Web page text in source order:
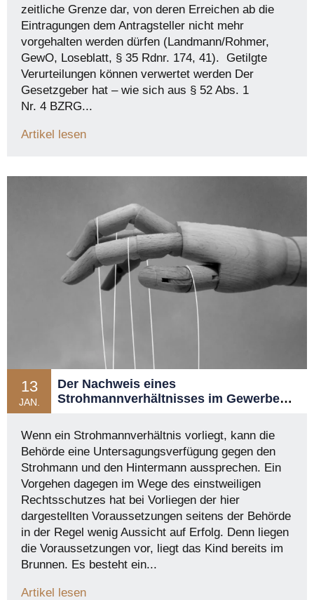
zeitliche Grenze dar, von deren Erreichen ab die
Eintragungen dem Antragsteller nicht mehr
vorgehalten werden dürfen (Landmann/Rohmer,
GewO, Loseblatt, § 35 Rdnr. 174, 41). Getilgte
Verurteilungen können verwertet werden Der
Gesetzgeber hat – wie sich aus § 52 Abs. 1
Nr. 4 BZRG...
Artikel lesen
13
JAN.
Der Nachweis eines
Strohmannverhältnisses im Gewerbe-
Wenn ein Strohmannverhältnis vorliegt, kann die
Behörde eine Untersagungsverfügung gegen den
Strohmann und den Hintermann aussprechen. Ein
Vorgehen dagegen im Wege des einstweiligen
Rechtsschutzes hat bei Vorliegen der hier
dargestellten Voraussetzungen seitens der Behörde
in der Regel wenig Aussicht auf Erfolg. Denn liegen
die Voraussetzungen vor, liegt das Kind bereits im
Brunnen. Es besteht ein...
Artikel lesen